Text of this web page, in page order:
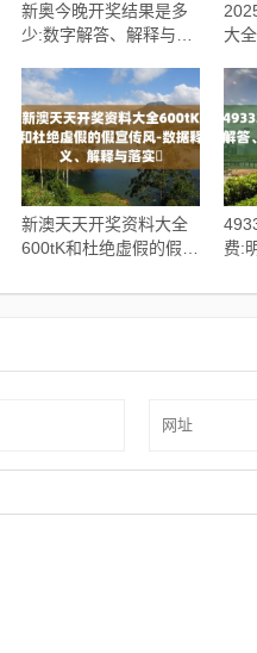
新奥今晚开奖结果是多
少:数字解答、解释与落
大
新澳天天开奖资料大全
600tK和杜绝虚假的假宣
落实​
费: